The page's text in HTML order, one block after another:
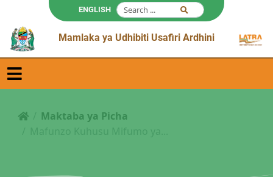
ENGLISH
Mamlaka ya Udhibiti Usafiri Ardhini
Maktaba ya Picha